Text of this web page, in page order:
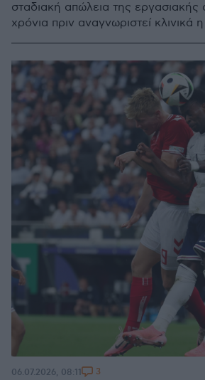
σταδιακή απώλεια της
χρόνια πριν αναγνωριστεί κλινικά
06.07.2026, 08:11 3